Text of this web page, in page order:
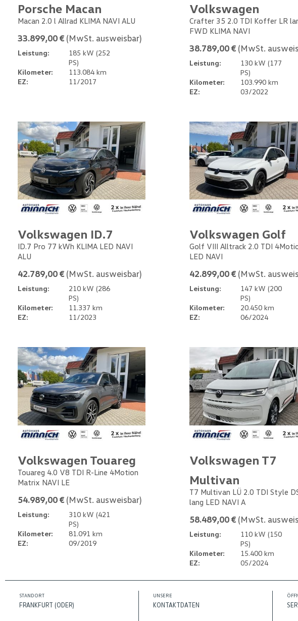
Porsche Macan
Macan 2.0 l Allrad KLIMA NAVI ALU
33.899,00 € (MwSt. ausweisbar)
Leistung:
185 kW (252
PS)
Kilometer:
113.084 km
EZ:
11/2017
Volkswagen
Crafter 35 2.0 TDI Koffer LR
FWD KLIMA NAVI
38.789,00 € (MwSt.
Leistung:
130 kW (177
PS)
Kilometer:
103.990 km
EZ:
03/2022
Volkswagen ID.7
ID.7 Pro 77 kWh KLIMA LED NAVI
ALU
42.789,00 € (MwSt. ausweisbar)
Leistung:
210 kW (286
PS)
Kilometer:
11.337 km
EZ:
11/2023
Volkswagen Golf
Golf VIII Alltrack 2.0 TDI
LED NAVI
42.899,00 € (MwSt.
Leistung:
147 kW (200
PS)
Kilometer:
20.450 km
EZ:
06/2024
Volkswagen Touareg
Touareg 4.0 V8 TDI R-Line 4Motion
Matrix NAVI LE
54.989,00 € (MwSt. ausweisbar)
Leistung:
310 kW (421
PS)
Kilometer:
81.091 km
EZ:
09/2019
Volkswagen T7
Multivan
T7 Multivan LÜ 2.0 TDI Style
lang LED NAVI A
58.489,00 € (MwSt.
Leistung:
110 kW (150
PS)
Kilometer:
15.400 km
EZ:
05/2024
STANDORT
FRANKFURT (ODER)
UNSERE
KONTAKTDATEN